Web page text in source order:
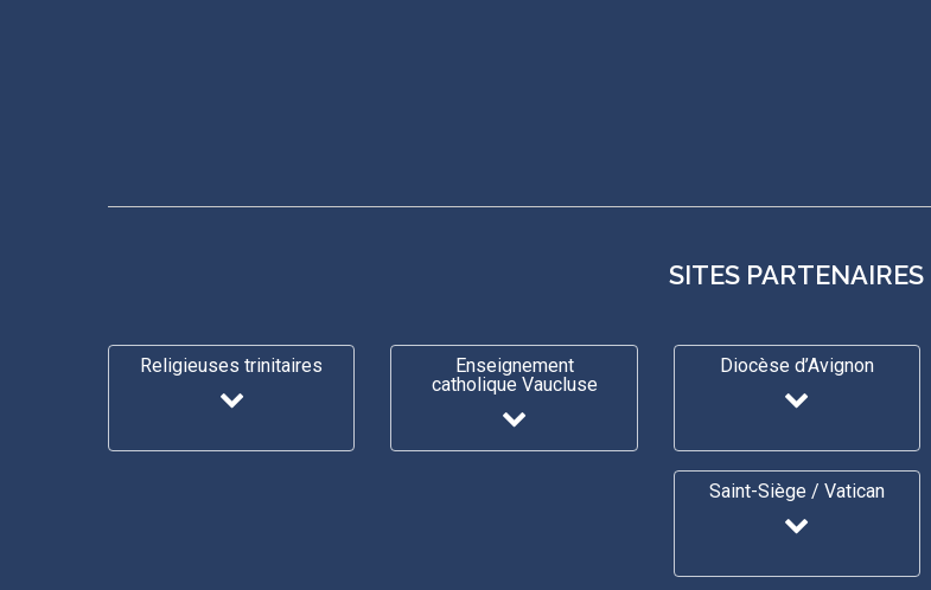
SITES PARTENAIRES
Religieuses trinitaires
Enseignement
catholique Vaucluse
Diocèse d’Avignon
Saint-Siège / Vatican